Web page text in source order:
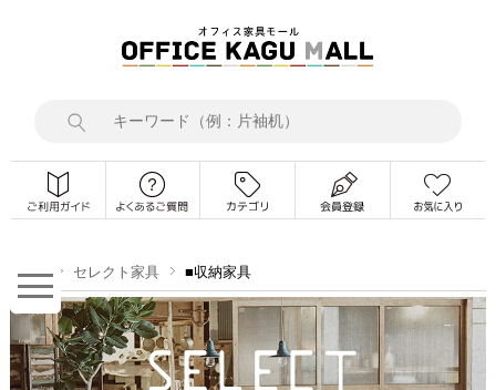
TOP セレクト家具 ■収納家具